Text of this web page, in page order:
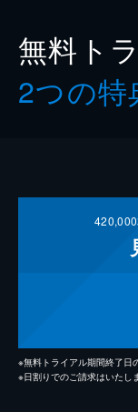
無料ト
2つの特
420,000
※無料トライアル期間終了日
※日割りでのご請求はいたし